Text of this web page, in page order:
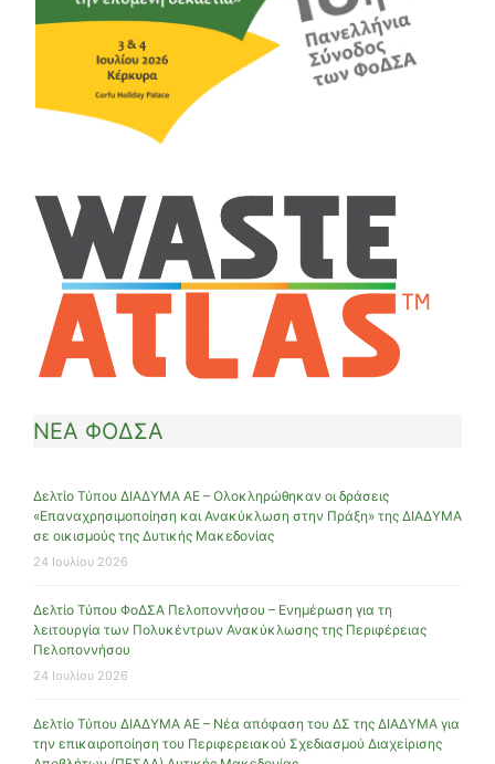
ΝΕΑ ΦΟΔΣΑ
Δελτίο Τύπου ΔΙΑΔΥΜΑ ΑΕ – Ολοκληρώθηκαν οι δράσεις
«Επαναχρησιμοποίηση και Ανακύκλωση στην Πράξη» της ΔΙΑΔΥΜΑ
σε οικισμούς της Δυτικής Μακεδονίας
24 Ιουλίου 2026
Δελτίο Τύπου ΦοΔΣΑ Πελοποννήσου – Ενημέρωση για τη
λειτουργία των Πολυκέντρων Ανακύκλωσης της Περιφέρειας
Πελοποννήσου
24 Ιουλίου 2026
Δελτίο Τύπου ΔΙΑΔΥΜΑ ΑΕ – Νέα απόφαση του ΔΣ της ΔΙΑΔΥΜΑ για
την επικαιροποίηση του Περιφερειακού Σχεδιασμού Διαχείρισης